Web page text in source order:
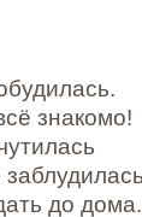
знакомо!
до дома.